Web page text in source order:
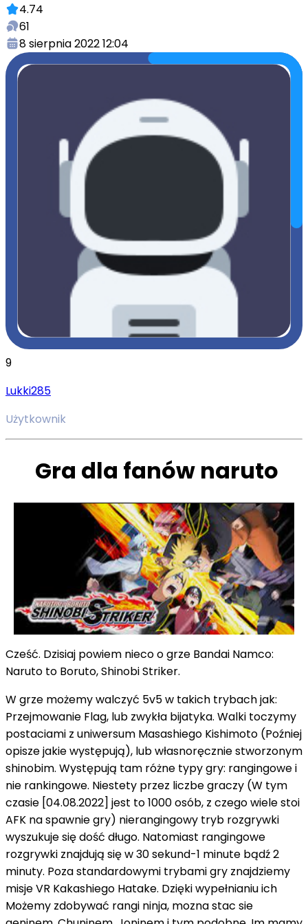
4.74
61
8 sierpnia 2022 12:04
9
Lukki285
Użytkownik
Gra dla fanów naruto
Cześć. Dzisiaj powiem nieco o grze Bandai Namco:
Naruto to Boruto, Shinobi Striker.
W grze możemy walczyć 5v5 w takich trybach jak:
Przejmowanie Flag, lub zwykła bijatyka. Walki toczymy
postaciami z uniwersum Masashiego Kishimoto (Poźniej
opisze jakie występują), lub własnoręcznie stworzonym
shinobim. Występują tam różne typy gry: rangingowe i
nie rankingowe. Niestety przez liczbe graczy (W tym
czasie [04.08.2022] jest to 1000 osób, z czego wiele stoi
AFK na spawnie gry) nierangingowy tryb rozgrywki
wyszukuje się dość długo. Natomiast rangingowe
rozgrywki znajdują się w 30 sekund-1 minute bądź 2
minuty. Poza standardowymi trybami gry znajdziemy
misje VR Kakashiego Hatake. Dzięki wypełnianiu ich
Możemy zdobywać rangi ninja, mozna stac sie